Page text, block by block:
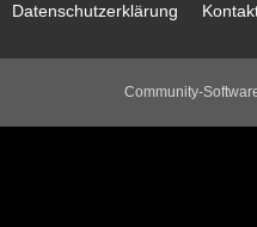
Datenschutzerklärung
Community-